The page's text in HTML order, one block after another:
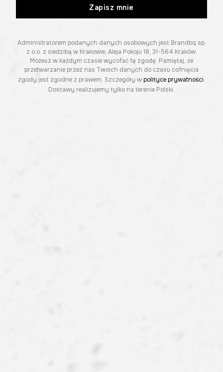
Zapisz mnie
Administratorem podanych danych osobowych jest Brandbq sp.
z o.o. z siedzibą w Krakowie, Aleja Pokoju 18, 31-564 Kraków.
Możesz w każdym czasie wycofać tę zgodę. Pamiętaj, że
przetwarzanie przez nas Twoich danych do czasu cofnięcia
zgody jest zgodne z prawem. Szczegóły wpolityce prywatności.
Dostawy realizujemy tylko na terenie Polski.